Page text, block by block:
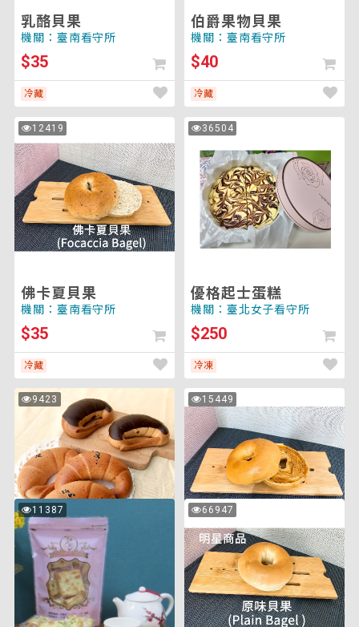
乳酪貝果
機關：臺南看守所
$35
冷藏
伯爵果物貝果
機關：臺南看守所
$40
冷藏
12419
次
瀏
覽
佛
卡
夏
貝
果
佛卡夏貝果
機關：臺南看守所
$35
冷藏
36504
次
覽
優
優格起士蛋糕
機關：臺北女子看守所
$250
冷凍
9423
次
包
角
麵
包
（菠
蘿、
香
蔥、
藍
莓）
包餡牛角麵包（菠
蘿、香蔥、藍莓）
機關：臺東監獄
$35
15449
次
瀏
覽
匈
牙
利
乳
酪
貝
果
匈牙利乳酪貝果
機關：臺南看守所
$35
11387
次
瀏
覽
原
味
牛
蘇
66947
次
瀏
覽
原
味
貝
果